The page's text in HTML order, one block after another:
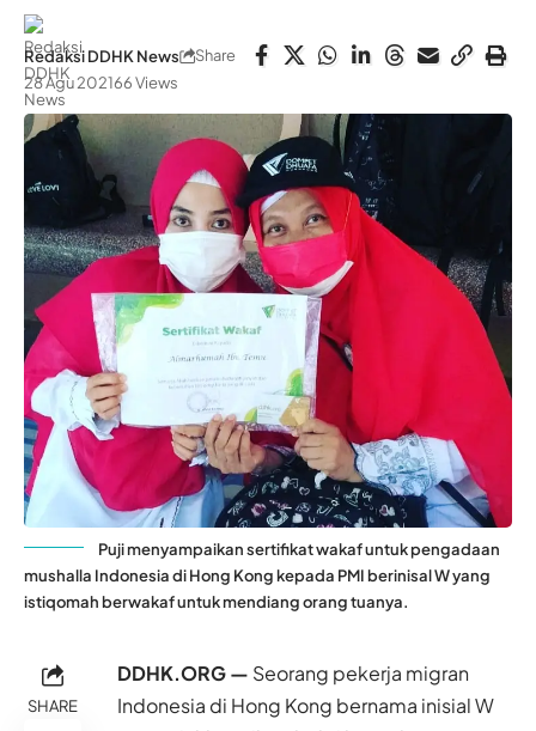
Redaksi DDHK News
28 Agu 202166 Views
Share
Puji menyampaikan sertifikat wakaf untuk pengadaan
mushalla Indonesia di Hong Kong kepada PMI berinisal W yang
istiqomah berwakaf untuk mendiang orang tuanya.
SHARE
DDHK.ORG — Seorang pekerja migran
Indonesia di Hong Kong bernama inisial W